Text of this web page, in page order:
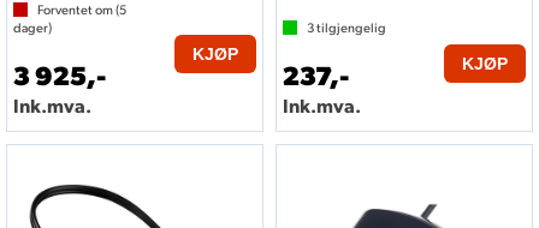
Forventet om (5
dager)
3 925,-
Ink.mva.
KJØP
3tilgjengelig
237,-
Ink.mva.
KJØP